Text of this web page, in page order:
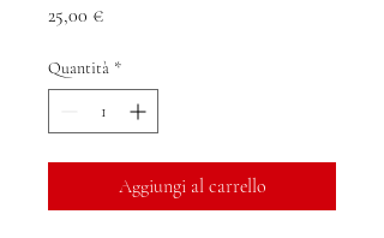
25,00 €Prezzo
Quantità *
Aggiungi al carrello